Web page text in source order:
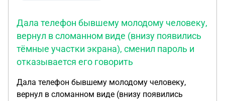
Дала телефон бывшему молодому человеку,
вернул в сломанном виде (внизу появились
тёмные участки экрана), сменил пароль и
отказывается его говорить
Дала телефон бывшему молодому человеку,
вернул в сломанном виде (внизу появились